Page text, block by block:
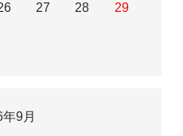
27 28 29
9月